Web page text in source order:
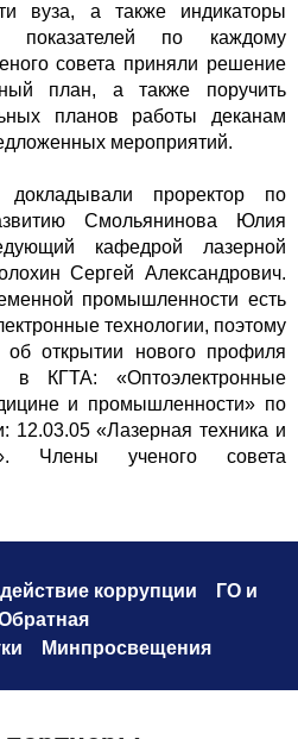
вуза, а также индикаторы
показателей по каждому
совета приняли решение
план, а также поручить
планов работы деканам
мероприятий.
проректор по
Смольянинова Юлия
кафедрой лазерной
Сергей Александрович.
промышленности есть
технологии, поэтому
открытии нового профиля
в КГТА: «Оптоэлектронные
и промышленности» по
12.03.05 «Лазерная техника и
Члены ученого совета
коррупции
ГО и
Минпросвещения